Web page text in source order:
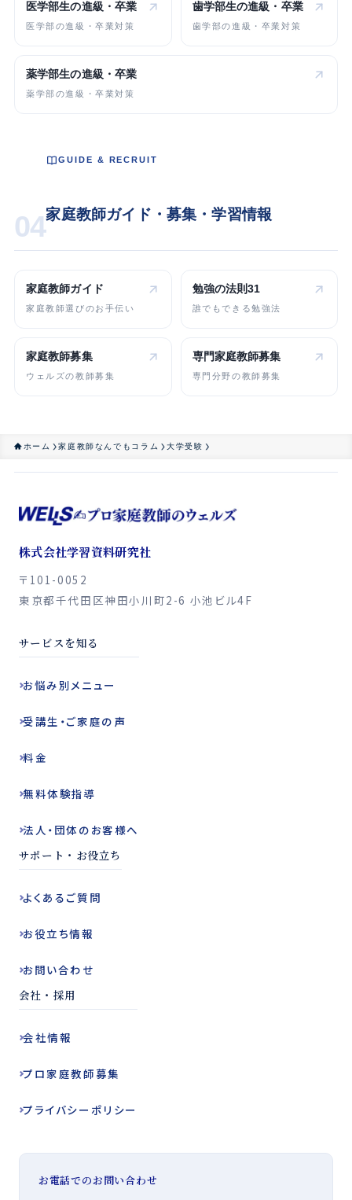
医学部生の進級・卒業
医学部の進級・卒業対策
歯学部生の進級・卒業
歯学部の進級・卒業対策
薬学部生の進級・卒業
薬学部の進級・卒業対策
04
GUIDE & RECRUIT
家庭教師ガイド・募集・学習情報
家庭教師ガイド
家庭教師選びのお手伝い
勉強の法則31
誰でもできる勉強法
家庭教師募集
ウェルズの教師募集
専門家庭教師募集
専門分野の教師募集
ホーム 家庭教師なんでもコラム 大学受験
株式会社学習資料研究社
〒101-0052
東京都千代田区神田小川町2-6 小池ビル4F
サービスを知る
お悩み別メニュー
受講生・ご家庭の声
料金
無料体験指導
法人・団体の お客様へ
サポート・お役立ち
よくある ご質問
お役立ち情報
お問い合わせ
会社・採用
会社情報
プロ家庭教師募集
プライバシー ポリシー
お電話でのお問い合わせ